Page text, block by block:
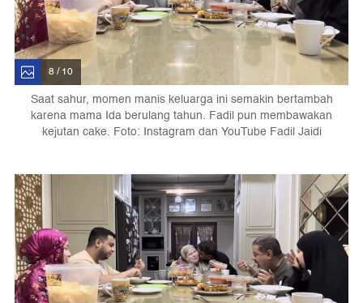
8 / 10
Saat sahur, momen manis keluarga ini semakin bertambah
karena mama Ida berulang tahun. Fadil pun membawakan
kejutan cake. Foto: Instagram dan YouTube Fadil Jaidi